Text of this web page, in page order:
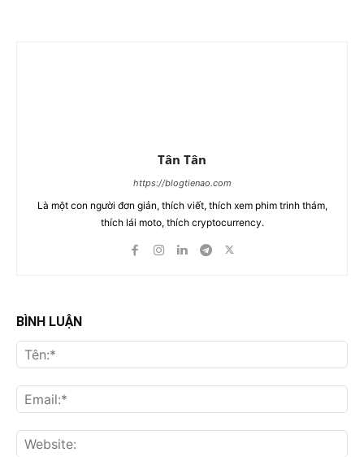
Tân Tân
https://blogtienao.com
Là một con người đơn giản, thích viết, thích xem phim trinh thám,
thích lái moto, thích cryptocurrency.
BÌNH LUẬN